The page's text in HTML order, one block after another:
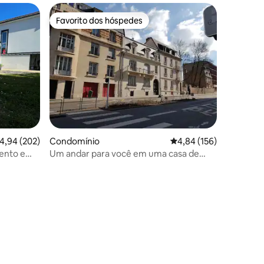
média de 4,94 em 5 estrelas, 202avaliações
4,94 (202)
e
Favorito dos hóspedes
Favorito dos hóspedes
Condomínio Classificação média
4,84 (156)
Um andar para você em uma casa de